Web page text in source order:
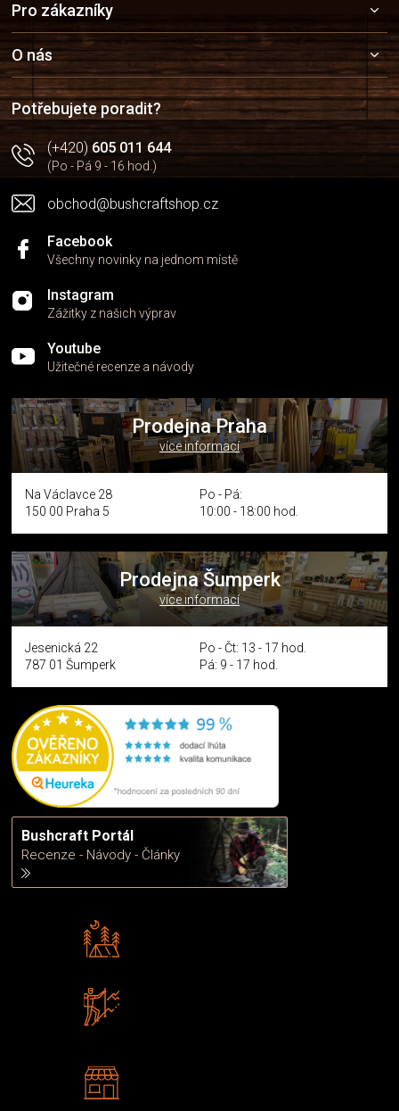
a
t
í
Pro zákazníky
O nás
Potřebujete poradit?
(+420)605 011 644
(Po - Pá 9 - 16 hod.)
obchod@bushcraftshop.cz
Facebook
Všechny novinky na jednom místě
Instagram
Zážitky z našich výprav
Youtube
Užitečné recenze a návody
Prodejna Praha
více informací
Na Václavce 28
150 00 Praha 5
Po - Pá:
10:00 - 18:00 hod.
Prodejna Šumperk
více informací
Jesenická 22
787 01 Šumperk
Po - Čt: 13 - 17 hod.
Pá: 9 - 17 hod.
Bushcraft Portál
Recenze - Návody - Články